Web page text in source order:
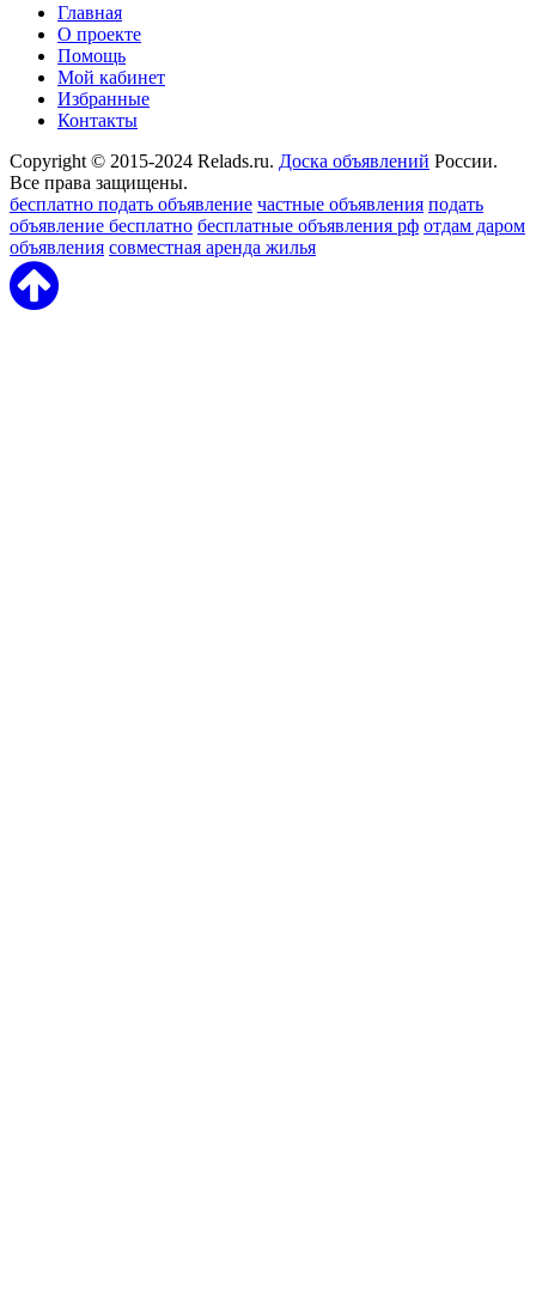
Главная
О проекте
Помощь
Мой кабинет
Избранные
Контакты
Copyright © 2015-2024 Relads.ru. Доска объявлений России.
Все права защищены.
бесплатно подать объявление частные объявления подать
объявление бесплатно бесплатные объявления рф отдам даром
объявления совместная аренда жилья